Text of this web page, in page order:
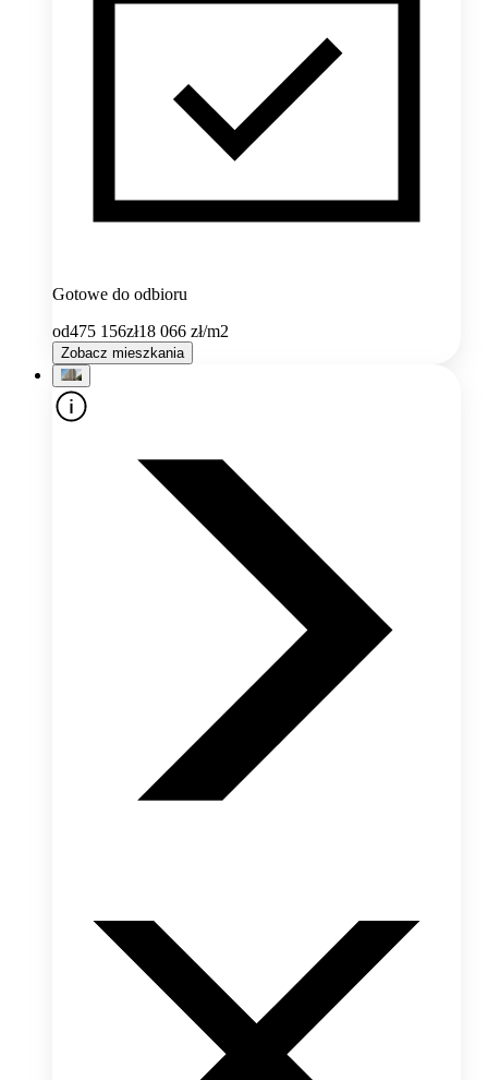
Gotowe do odbioru
od475 156zł18 066 zł/m2
Zobacz mieszkania